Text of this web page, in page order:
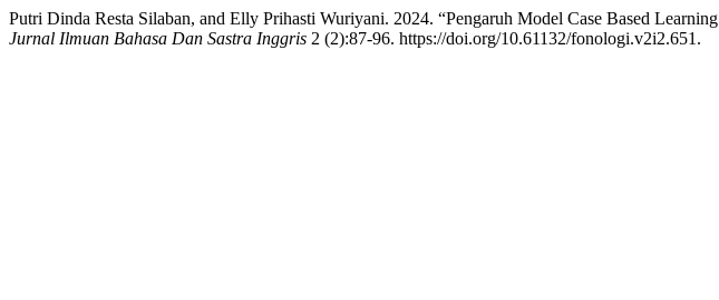
Putri Dinda Resta Silaban, and Elly Prihasti Wuriyani. 2024. “Pengaruh Model Case Based
Jurnal Ilmuan Bahasa Dan Sastra Inggris 2 (2):87-96. https://doi.org/10.61132/fonologi.v2i2.651.